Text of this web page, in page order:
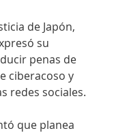
su
penas de
ciberacoso y
redes sociales.